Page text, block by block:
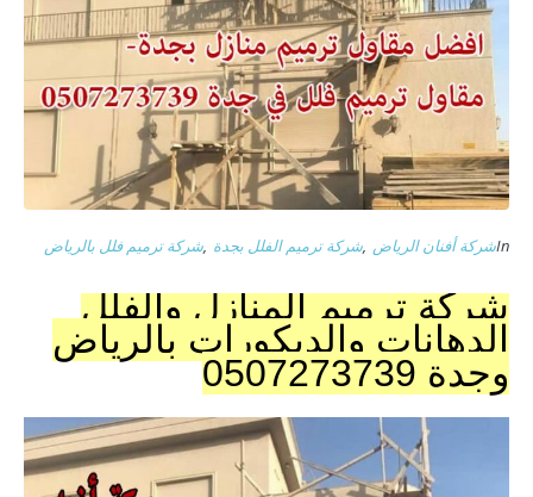
Inشركة أفنان الرياض ,شركة ترميم الفلل بجدة ,شركة ترميم فلل بالرياض
شركة ترميم المنازل والفلل
الدهانات والديكورات بالرياض
وجدة 0507273739